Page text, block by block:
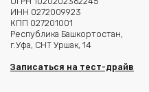
ИНН 0272009923
КПП 027201001
Республика Башкортостан,
г.Уфа, СНТ Уршак, 14
Записаться на тест-драйв